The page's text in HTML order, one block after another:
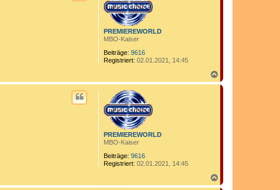
PREMIEREWORLD
MBO-Kaiser
Beiträge: 9616
Registriert: 02.01.2021, 14:45
a
c
PREMIEREWORLD
MBO-Kaiser
Beiträge: 9616
Registriert: 02.01.2021, 14:45
a